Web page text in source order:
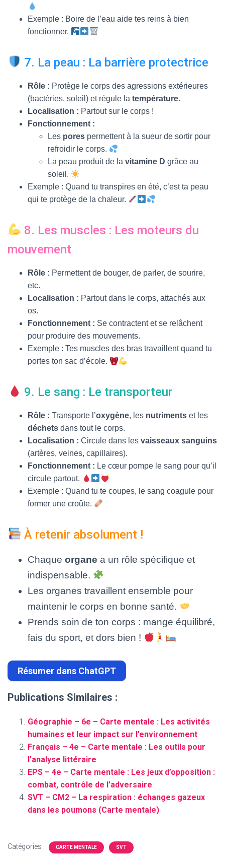
Exemple : Boire de l’eau aide tes reins à bien
fonctionner.
7. La peau : La barrière protectrice
Rôle : Protège le corps des agressions extérieures
(bactéries, soleil) et régule la température.
Localisation : Partout sur le corps !
Fonctionnement :
Les pores permettent à la sueur de sortir pour
refroidir le corps.
La peau produit de la vitamine D grâce au
soleil.
Exemple : Quand tu transpires en été, c’est ta peau
qui te protège de la chaleur.
8. Les muscles : Les moteurs du
mouvement
Rôle : Permettent de bouger, de parler, de sourire,
etc.
Localisation : Partout dans le corps, attachés aux
os.
Fonctionnement : Se contractent et se relâchent
pour produire des mouvements.
Exemple : Tes muscles des bras travaillent quand tu
portes ton sac d’école.
9. Le sang : Le transporteur
Rôle : Transporte l’oxygène, les nutriments et les
déchets dans tout le corps.
Localisation : Circule dans les vaisseaux sanguins
(artères, veines, capillaires).
Fonctionnement : Le cœur pompe le sang pour qu’il
circule partout.
Exemple : Quand tu te coupes, le sang coagule pour
former une croûte.
À retenir absolument !
Chaque organe a un rôle spécifique et
indispensable.
Les organes travaillent ensemble pour
maintenir le corps en bonne santé.
Prends soin de ton corps : mange équilibré,
fais du sport, et dors bien !
Résumer dans ChatGPT
Publications Similaires :
Géographie – 6e – Carte mentale : Les activités
humaines et leur impact sur l’environnement
Français – 4e – Carte mentale : Les outils pour
l’analyse littéraire
EPS – 4e – Carte mentale : Les jeux d’opposition :
combat, contrôle de l’adversaire
SVT – CM2 – La respiration : échanges gazeux
dans les poumons (Carte mentale)
Catégories : CARTE MENTALE SVT